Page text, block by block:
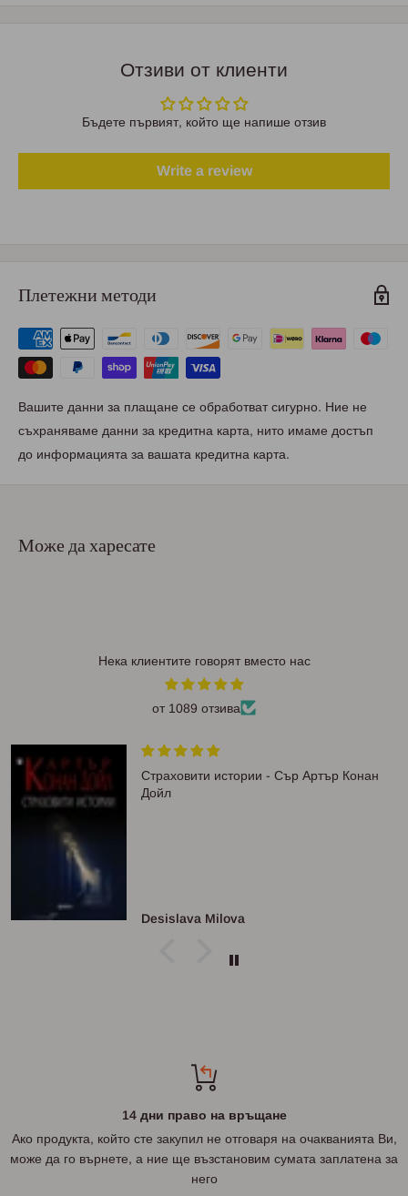
Отзиви от клиенти
Бъдете първият, който ще напише отзив
Write a review
Плетежни методи
Вашите данни за плащане се обработват сигурно. Ние не
съхраняваме данни за кредитна карта, нито имаме достъп
до информацията за вашата кредитна карта.
Може да харесате
Нека клиентите говорят вместо нас
от 1089 отзива
Страховити истории - Сър Артър Конан
Дойл
Desislava Milova
14 дни право на връщане
Ако продукта, който сте закупил не отговаря на очакванията Ви,
може да го върнете, а ние ще възстановим сумата заплатена за
него